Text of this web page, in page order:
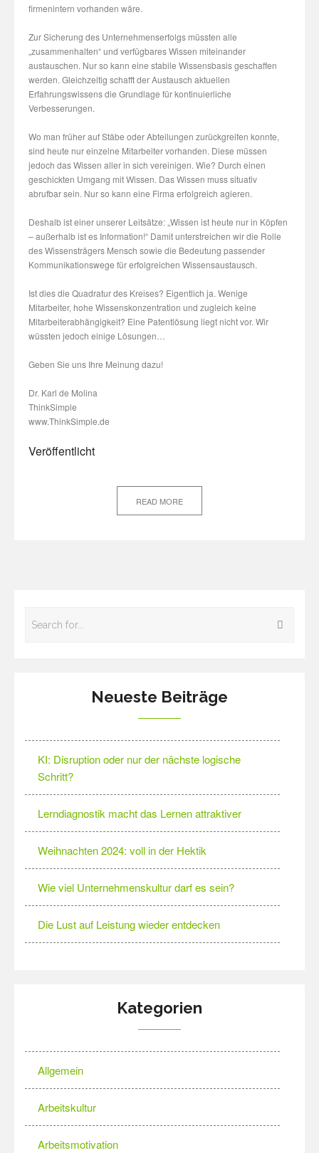
firmenintern vorhanden wäre.
Zur Sicherung des Unternehmenserfolgs müssten alle
„zusammenhalten“ und verfügbares Wissen miteinander
austauschen. Nur so kann eine stabile Wissensbasis geschaffen
werden. Gleichzeitig schafft der Austausch aktuellen
Erfahrungswissens die Grundlage für kontinuierliche
Verbesserungen.
Wo man früher auf Stäbe oder Abteilungen zurückgreifen konnte,
sind heute nur einzelne Mitarbeiter vorhanden. Diese müssen
jedoch das Wissen aller in sich vereinigen. Wie? Durch einen
geschickten Umgang mit Wissen. Das Wissen muss situativ
abrufbar sein. Nur so kann eine Firma erfolgreich agieren.
Deshalb ist einer unserer Leitsätze: „Wissen ist heute nur in Köpfen
– außerhalb ist es Information!“ Damit unterstreichen wir die Rolle
des Wissensträgers Mensch sowie die Bedeutung passender
Kommunikationswege für erfolgreichen Wissensaustausch.
Ist dies die Quadratur des Kreises? Eigentlich ja. Wenige
Mitarbeiter, hohe Wissenskonzentration und zugleich keine
Mitarbeiterabhängigkeit? Eine Patentlösung liegt nicht vor. Wir
wüssten jedoch einige Lösungen…
Geben Sie uns Ihre Meinung dazu!
Dr. Karl de Molina
ThinkSimple
www.ThinkSimple.de
Veröffentlicht
READ MORE
Neueste Beiträge
KI: Disruption oder nur der nächste logische
Schritt?
Lerndiagnostik macht das Lernen attraktiver
Weihnachten 2024: voll in der Hektik
Wie viel Unternehmenskultur darf es sein?
Die Lust auf Leistung wieder entdecken
Kategorien
Allgemein
Arbeitskultur
Arbeitsmotivation